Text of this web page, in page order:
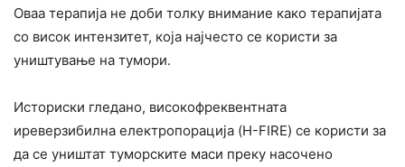
Оваа терапија не доби толку внимание како терапијата
со висок интензитет, која најчесто се користи за
уништување на тумори.
Историски гледано, високофреквентната
иреверзибилна електропорација (H-FIRE) се користи за
да се уништат туморските маси преку насочено